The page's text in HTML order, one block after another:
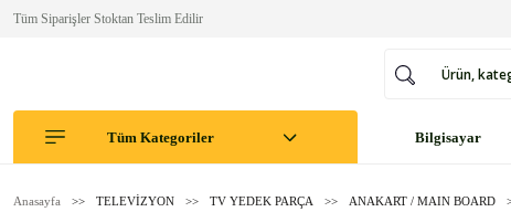
Tüm Siparişler Stoktan Teslim Edilir
Tüm Kategoriler Bilgisayar
Anasayfa TELEVİZYON TV YEDEK PARÇA ANAKART / MAIN BOARD